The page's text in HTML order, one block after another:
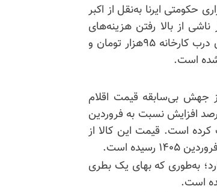
حکومتی ایرنا به‌نقل از اکبر
از بالا رفتن هزینه‌های
تولید در سال جدید است. بر این اساس، قیمت هر کیلو شکر فله‌ای درب کارخانه ۹۵هزار تومان و
جهش بی‌سابقه قیمت اقلام
حکایت دارد. طبق این گزارش، «روغن نباتی جامد» با ۳۷۵درصد افزایش نسبت به فروردین
کرده است. قیمت این کالا از
قیمت قرار دارد؛ به‌طوری که بهای یک بطری